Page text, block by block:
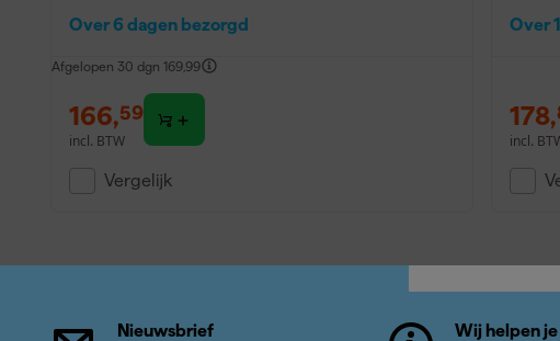
Over 6 dagen bezorgd
Afgelopen 30 dgn 169,99
166,59
incl. BTW
Vergelijk
Over
178,
incl.
Nieuwsbrief
Wij helpen je